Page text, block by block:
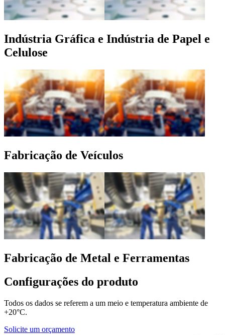
Indústria Gráfica e Indústria de Papel e
Celulose
Fabricação de Veículos
Fabricação de Metal e Ferramentas
Configurações do produto
Todos os dados se referem a um meio e temperatura ambiente de
+20°C.
Solicite um orçamento